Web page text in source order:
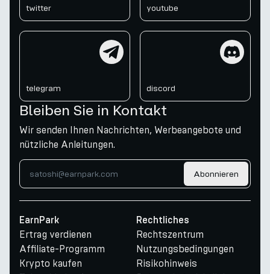
twitter youtube
telegram discord
Bleiben Sie in Kontakt
Wir senden Ihnen Nachrichten, Werbeangebote und
nützliche Anleitungen.
Abonnieren
EarnPark
Ertrag verdienen
Affiliate-Programm
Krypto kaufen
Rechtliches
Rechtszentrum
Nutzungsbedingungen
Risikohinweis